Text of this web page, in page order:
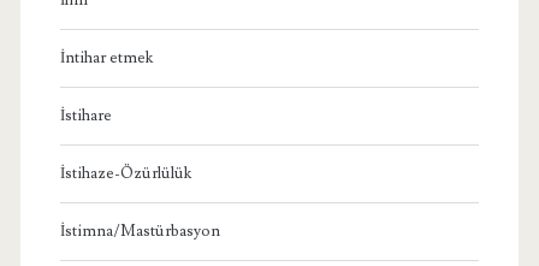
İntihar etmek
İstihare
İstihaze-Özürlülük
İstimna/Mastürbasyon